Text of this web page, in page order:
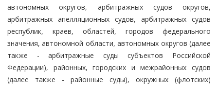
автономных округов, арбитражных судов округов,
арбитражных апелляционных судов, арбитражных судов
республик, краев, областей, городов федерального
значения, автономной области, автономных округов (далее
также - арбитражные суды субъектов Российской
Федерации), районных, городских и межрайонных судов
(далее также - районные суды), окружных (флотских)